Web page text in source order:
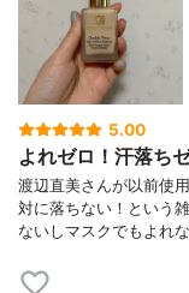
5.00
よれゼロ！汗落ち
渡辺直美さんが以前使
対に落ちない！という
ないしマスクでもよれ